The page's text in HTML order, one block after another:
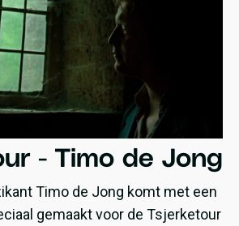
- Timo de Jong
Timo de Jong komt met een
gemaakt voor de Tsjerketour